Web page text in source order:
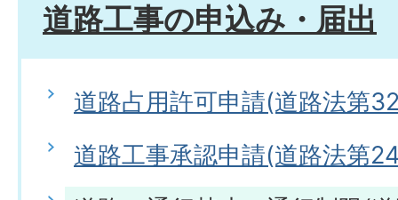
道路工事の申込み・届出
道路占用許可申請(道路法第
道路工事承認申請(道路法第